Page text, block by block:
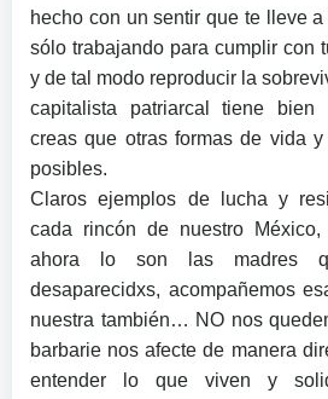
hecho con un sentir que te lleve
sólo trabajando para cumplir con
y de tal modo reproducir la
capitalista patriarcal tiene bien
creas que otras formas de vida
posibles.
Claros ejemplos de lucha y
cada rincón de nuestro
ahora lo son las madres
desaparecidxs, acompañemos
nuestra también… NO nos
barbarie nos afecte de manera
entender lo que viven y